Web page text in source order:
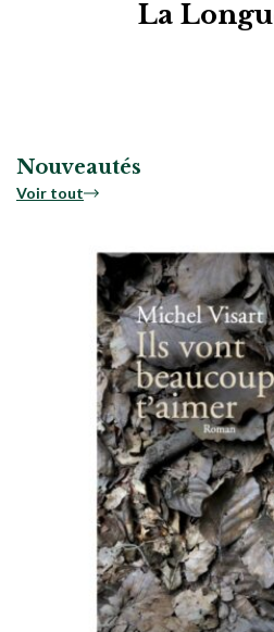
La
Nouveautés
Voir tout